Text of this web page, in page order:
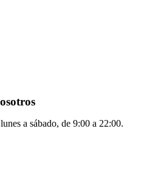
a sábado, de 9:00 a 22:00.